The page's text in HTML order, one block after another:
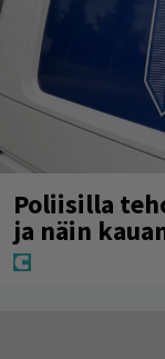
Poliisilla
ja näin